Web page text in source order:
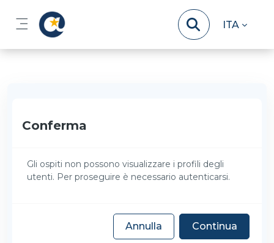
Pannello laterale
ITA
Conferma
Gli ospiti non possono visualizzare i profili degli
utenti. Per proseguire è necessario autenticarsi.
Annulla Continua